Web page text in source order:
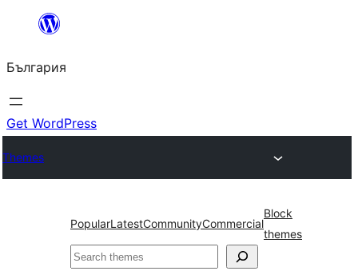
България
Get WordPress
Themes
PopularLatestCommunityCommercial
Block
themes
Търсене